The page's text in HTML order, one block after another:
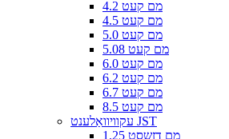
4.2 מם קעט
4.5 מם קעט
5.0 מם קעט
5.08 מם קעט
6.0 מם קעט
6.2 מם קעט
6.7 מם קעט
8.5 מם קעט
עקוויוואַלענט JST
1.25 מם דזשסט